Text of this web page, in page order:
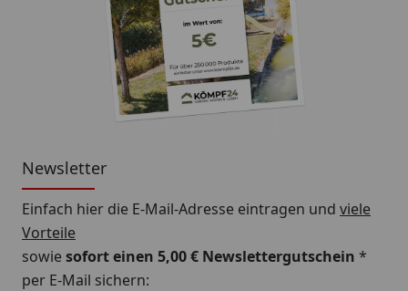
Newsletter
Einfach hier die E-Mail-Adresse eintragen und viele
Vorteile
sowiesofort einen 5,00 € Newslettergutschein *
per E-Mail sichern: